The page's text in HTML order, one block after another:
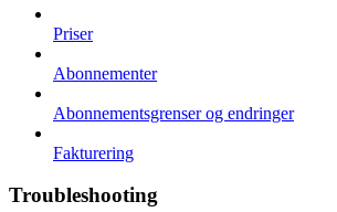
Priser
Abonnementer
Abonnementsgrenser og endringer
Fakturering
Troubleshooting